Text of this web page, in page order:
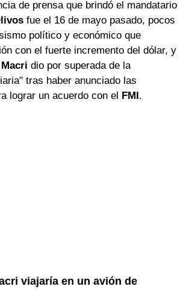
de prensa que brindó el mandatario
fue el 16 de mayo pasado, pocos
político y económico que
con el fuerte incremento del dólar, y
Macri dio por superada de la
tras haber anunciado las
lograr un acuerdo con el FMI.
viajaría en un avión de